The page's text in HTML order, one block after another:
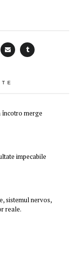
încotro merge
impecabile
sistemul nervos,
reale.